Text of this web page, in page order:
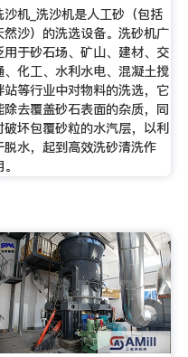
沙机_洗沙机是人工砂（包括
然沙）的洗选设备。洗砂机广
用于砂石场、矿山、建材、交
、化工、水利水电、混凝土搅
站等行业中对物料的洗选，它
除去覆盖砂石表面的杂质，同
破坏包覆砂粒的水汽层，以利
脱水，起到高效洗砂清洗作